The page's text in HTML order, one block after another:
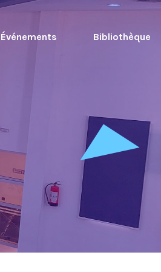
Événements Bibliothèque